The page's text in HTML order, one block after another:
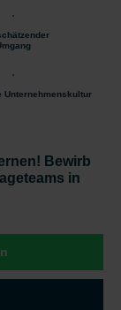
Unternehmenskultur
Bewirb
in